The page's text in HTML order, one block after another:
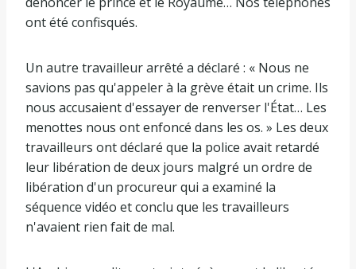
ont été confisqués.
Un autre travailleur arrêté a déclaré : « Nous ne
savions pas qu'appeler à la grève était un crime. Ils
nous accusaient d'essayer de renverser l'État… Les
menottes nous ont enfoncé dans les os. » Les deux
travailleurs ont déclaré que la police avait retardé
leur libération de deux jours malgré un ordre de
libération d'un procureur qui a examiné la
séquence vidéo et conclu que les travailleurs
n'avaient rien fait de mal.